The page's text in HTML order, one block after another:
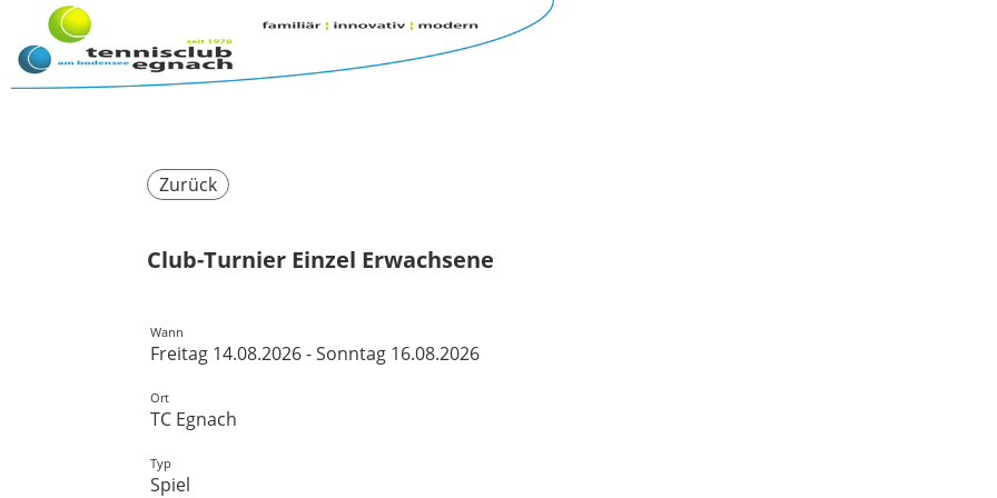
Zurück
Club-Turnier Einzel Erwachsene
Wann
Freitag 14.08.2026 - Sonntag 16.08.2026
Ort
TC Egnach
Typ
Spiel